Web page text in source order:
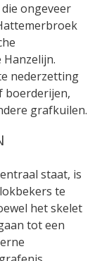
ongeveer
nederzetting
boerderijen,
grafkuilen.
staat, is
te
het skelet
tot een